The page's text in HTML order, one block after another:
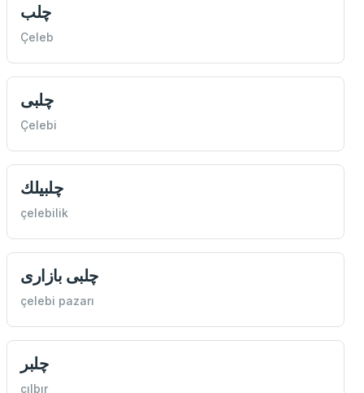
چلب
Çeleb
چلبی
Çelebi
چلبيلك
çelebilik
چلبی بازاری
çelebi pazarı
چلبر
çılbır